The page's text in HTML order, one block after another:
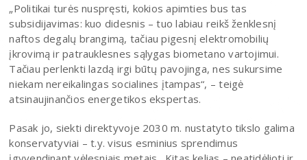
„Politikai turės nuspręsti, kokios apimties bus tas
subsidijavimas: kuo didesnis – tuo labiau reikš ženklesnį
naftos degalų brangimą, tačiau pigesnį elektromobilių
įkrovimą ir patrauklesnes sąlygas biometano vartojimui.
Tačiau perlenkti lazdą irgi būtų pavojinga, nes sukursime
niekam nereikalingas socialines įtampas“, – teigė
atsinaujinančios energetikos ekspertas.
Pasak jo, siekti direktyvoje 2030 m. nustatyto tikslo galima
konservatyviai – t.y. visus esminius sprendimus